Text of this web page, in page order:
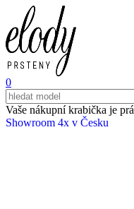
0
Vaše nákupní krabička je
Showroom 4x v Česku